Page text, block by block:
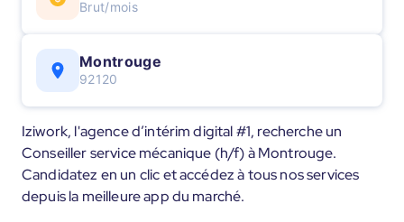
Brut/mois
Montrouge
92120
Iziwork, l'agence d’intérim digital #1, recherche un
Conseiller service mécanique (h/f) à Montrouge.
Candidatez en un clic et accédez à tous nos services
depuis la meilleure app du marché.